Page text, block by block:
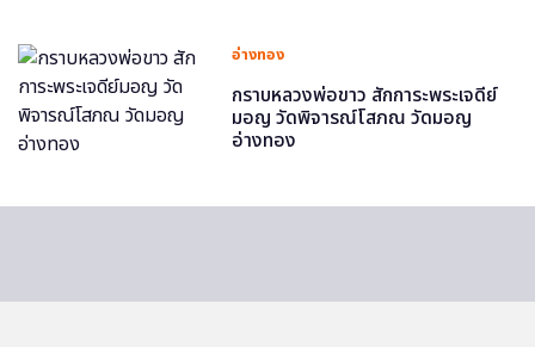
อ่างทอง
กราบหลวงพ่อขาว สักการะพระเจดีย์
มอญ วัดพิจารณ์โสภณ วัดมอญ
อ่างทอง